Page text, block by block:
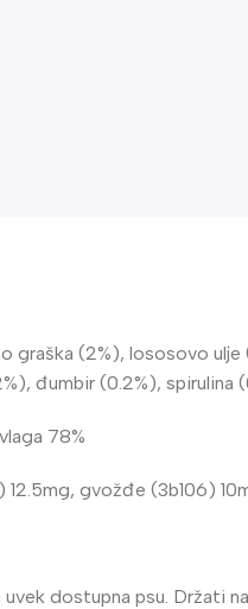
(2%), lososovo ulje
đumbir (0.2%), spirulina
78%
gvožđe (3b106)
dostupna psu. Držati